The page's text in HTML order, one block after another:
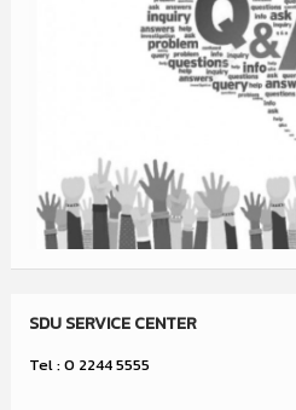
SDU SERVICE CENTER
Tel : 0 2244 5555